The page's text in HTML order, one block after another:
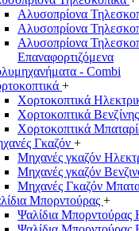
Αλυσοπρίονα
Αλυσοπρίονα
Αλυσοπρίονα
Επαναφορτιζόμενα
- Combi
+
Χορτοκοπτικά
Χορτοκοπτικά Βενζίνης
Χορτοκοπτικά
Γκαζόν +
Μηχανές γκαζόν
Μηχανές γκαζόν
Μηχανές Γκαζόν
Μπορντούρας +
Ψαλίδια Μπορντούρας